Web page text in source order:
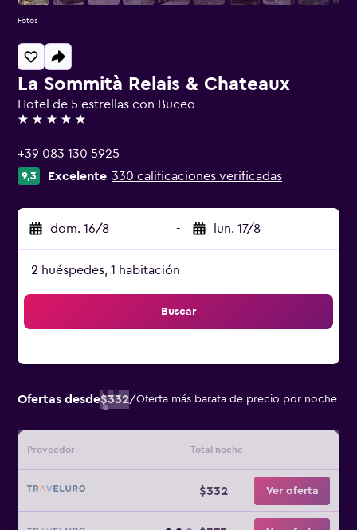
La Sommità Relais & Chateaux
Hotel de 5 estrellas con Buceo
5 estrellas
+39 083 130 5925
9,3 Excelente 330 calificaciones verificadas
dom. 16/8 - lun. 17/8
2 huéspedes, 1 habitación
Buscar
Ofertas desde$332/Oferta más barata de precio por noche
Proveedor Total noche
$332 Ver oferta
Fotos